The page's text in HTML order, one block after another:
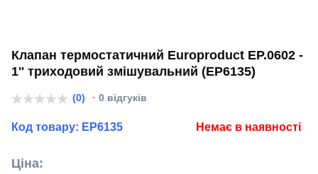
Клапан термостатичний Europroduct EP.0602 -
1'' триходовий змішувальний (EP6135)
(0) · 0 відгуків
Код товару: EP6135 Немає в наявності
Ціна: